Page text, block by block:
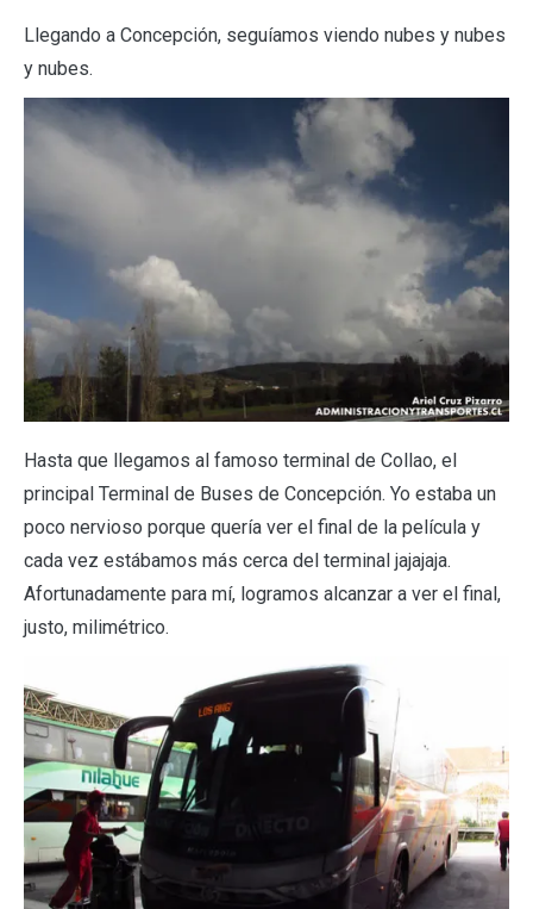
Llegando a Concepción, seguíamos viendo nubes y nubes
y nubes.
Hasta que llegamos al famoso terminal de Collao, el
principal Terminal de Buses de Concepción. Yo estaba un
poco nervioso porque quería ver el final de la película y
cada vez estábamos más cerca del terminal jajajaja.
Afortunadamente para mí, logramos alcanzar a ver el final,
justo, milimétrico.